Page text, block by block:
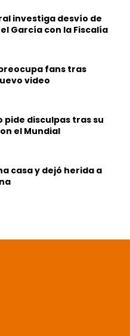
investiga desvío de
García con la Fiscalía
fans tras
video
pide disculpas tras su
el Mundial
casa y dejó herida a